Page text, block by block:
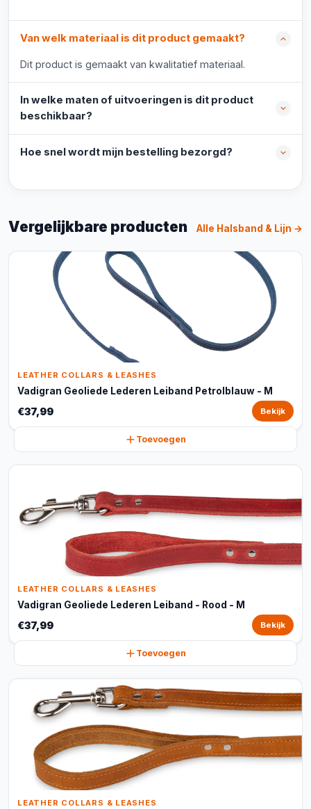
Van welk materiaal is dit product gemaakt?
Dit product is gemaakt van kwalitatief materiaal.
In welke maten of uitvoeringen is dit product
beschikbaar?
Hoe snel wordt mijn bestelling bezorgd?
Vergelijkbare producten Alle Halsband & Lijn →
LEATHER COLLARS & LEASHES
Vadigran Geoliede Lederen Leiband Petrolblauw - M
€37,99 Bekijk
Toevoegen
LEATHER COLLARS & LEASHES
Vadigran Geoliede Lederen Leiband - Rood - M
€37,99 Bekijk
Toevoegen
LEATHER COLLARS & LEASHES